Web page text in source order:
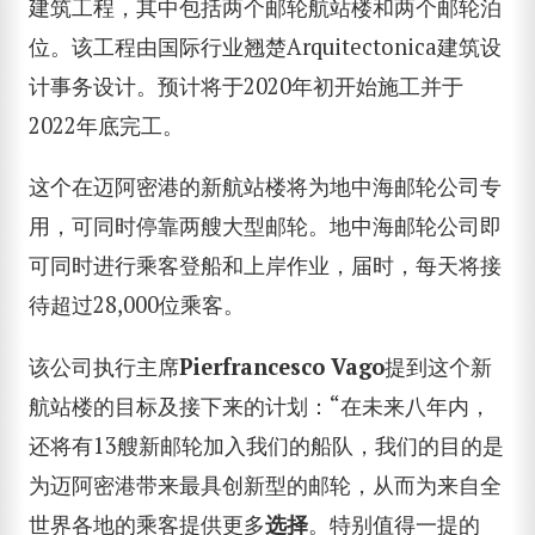
建筑工程，其中包括两个邮轮航站楼和两个邮轮泊
位。该工程由国际行业翘楚Arquitectonica建筑设
计事务设计。预计将于2020年初开始施工并于
2022年底完工。
这个在迈阿密港的新航站楼将为地中海邮轮公司专
用，可同时停靠两艘大型邮轮。地中海邮轮公司即
可同时进行乘客登船和上岸作业，届时，每天将接
待超过28,000位乘客。
该公司执行主席Pierfrancesco Vago提到这个新
航站楼的目标及接下来的计划：“在未来八年内，
还将有13艘新邮轮加入我们的船队，我们的目的是
为迈阿密港带来最具创新型的邮轮，从而为来自全
世界各地的乘客提供更多选择。特别值得一提的